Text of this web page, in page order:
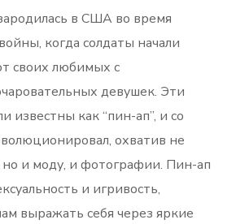
в США во время
когда солдаты начали
своих любимых с
девушек. Эти
известны как “пин-ап”, и со
охватив не
но и моду, и фотографии. Пин-ап
и игривость,
выражать себя через яркие